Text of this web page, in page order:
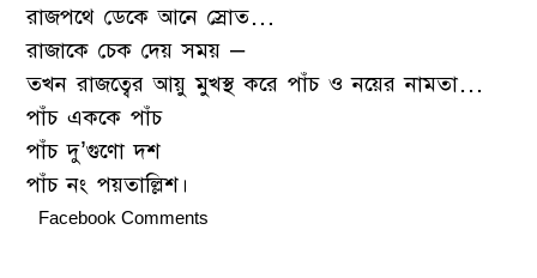
রাজপথে ডেকে আনে স্রোত…
রাজাকে চেক দেয় সময় –
তখন রাজত্বের আয়ু মুখস্থ করে পাঁচ ও নয়ের নামতা…
পাঁচ এককে পাঁচ
পাঁচ দু’গুণো দশ
পাঁচ নং পয়তাল্লিশ।
Facebook Comments